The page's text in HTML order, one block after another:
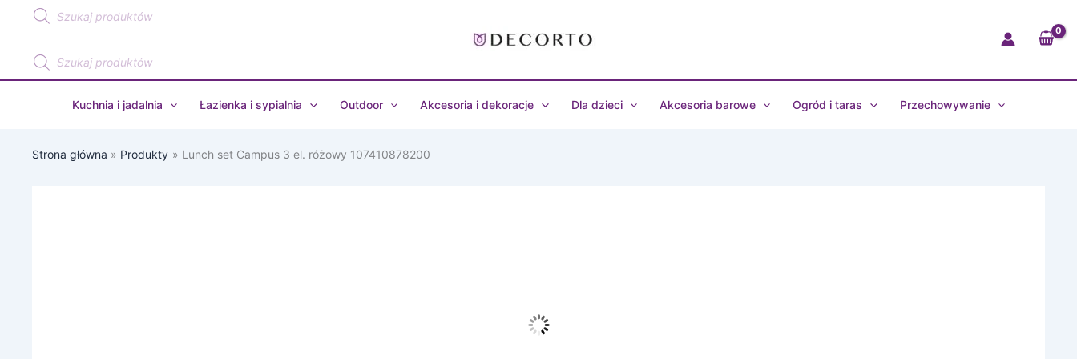
PrzejdźWyszukiwarka
produktów
Wyszukiwarka
produktów
Kuchnia i jadalnia Łazienka i sypialnia Outdoor Akcesoria i dekoracje Dla dzieci Akcesoria barowe Ogród i taras Przechowywanie
Strona główna Produkty Lunch set Campus 3 el. różowy 107410878200